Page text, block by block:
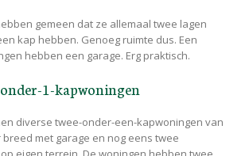
gemeen dat ze allemaal twee lagen
kap hebben. Genoeg ruimte dus. Een
hebben een garage. Erg praktisch.
1-kapwoningen
diverse twee-onder-een-kapwoningen van
breed met garage en nog eens twee